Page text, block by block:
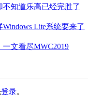
知道乐高已经完胜了
Lite系统要来了
文看尽MWC2019
登录。